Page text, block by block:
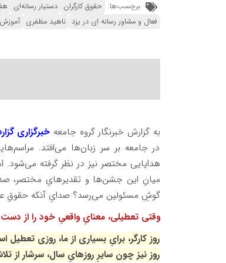
برچسب‌ها: حقوق کارگران دستیار رسانه‌ای
فعال و مشاور رسانه ای در یزد ناهید مظفری
به گزارش خبرنگار گروه جامعه خبرگزاری
در جامعه بر سر زبان‌ها می‌افتد.
هدایایی مختصر نیز در نظر گرفته می‌شود.
میانِ این جشن‌ها و تقدیرهایِ مختصر،
گوشِ مسئولین می‌رسد؟ صدایِ آنکه حقوقِ
وقتی تعطیلی، معنایِ واقعیِ خود را از
روز کارگر، برایِ بسیاری از ما، روزی
روز نیز چون سایرِ روزهایِ سال، سرشار از